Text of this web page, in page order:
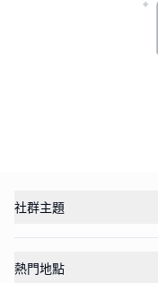
社群主題
熱門地點